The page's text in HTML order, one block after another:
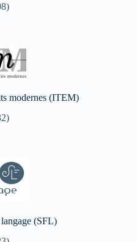
modernes (ITEM)
(SFL)